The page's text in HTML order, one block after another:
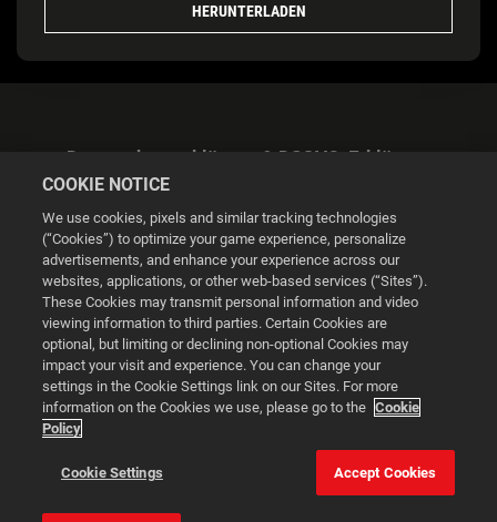
HERUNTERLADEN
Datenschutzerklärung & DSGVO-Erklärung
Cookie Settings
© 2026 2K
Powered byOnclusive PR Manager™
This website uses cookies to make your browsing experience
better.
COOKIE NOTICE
We use cookies, pixels and similar tracking technologies
(“Cookies”) to optimize your game experience, personalize
advertisements, and enhance your experience across our
websites, applications, or other web-based services (“Sites”).
These Cookies may transmit personal information and video
viewing information to third parties. Certain Cookies are
optional, but limiting or declining non-optional Cookies may
impact your visit and experience. You can change your
settings in the Cookie Settings link on our Sites. For more
information on the Cookies we use, please go to the Cookie
Policy
Cookie Settings Accept Cookies